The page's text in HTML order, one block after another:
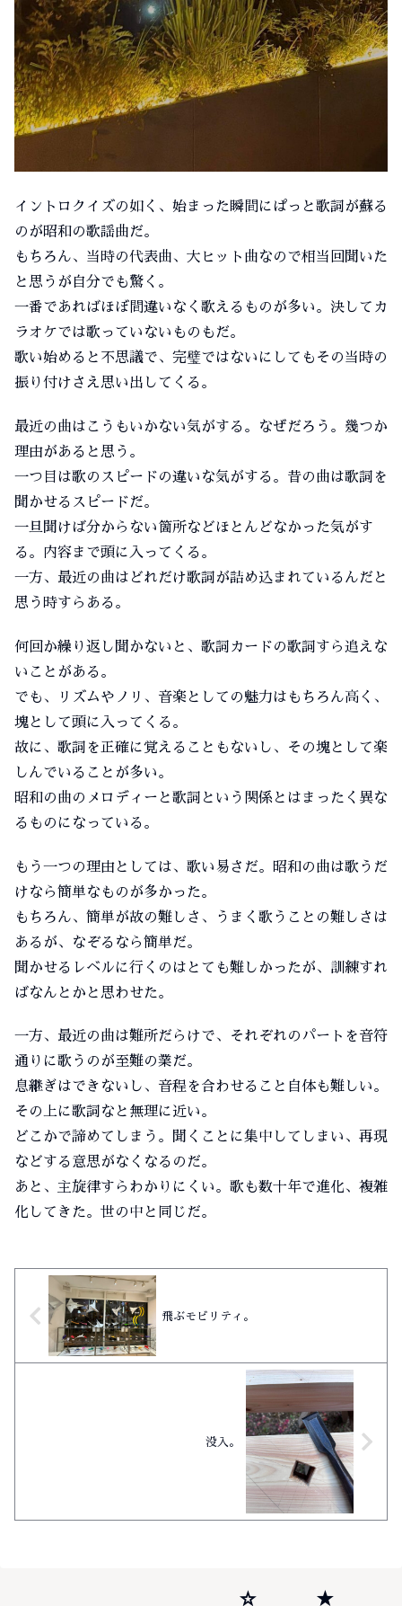
イントロクイズの如く、始まった瞬間にぱっと歌詞が蘇る
のが昭和の歌謡曲だ。
もちろん、当時の代表曲、大ヒット曲なので相当回聞いた
と思うが自分でも驚く。
一番であればほぼ間違いなく歌えるものが多い。決してカ
ラオケでは歌っていないものもだ。
歌い始めると不思議で、完璧ではないにしてもその当時の
振り付けさえ思い出してくる。
最近の曲はこうもいかない気がする。なぜだろう。幾つか
理由があると思う。
一つ目は歌のスピードの違いな気がする。昔の曲は歌詞を
聞かせるスピードだ。
一旦聞けば分からない箇所などほとんどなかった気がす
る。内容まで頭に入ってくる。
一方、最近の曲はどれだけ歌詞が詰め込まれているんだと
思う時すらある。
何回か繰り返し聞かないと、歌詞カードの歌詞すら追えな
いことがある。
でも、リズムやノリ、音楽としての魅力はもちろん高く、
塊として頭に入ってくる。
故に、歌詞を正確に覚えることもないし、その塊として楽
しんでいることが多い。
昭和の曲のメロディーと歌詞という関係とはまったく異な
るものになっている。
もう一つの理由としては、歌い易さだ。昭和の曲は歌うだ
けなら簡単なものが多かった。
もちろん、簡単が故の難しさ、うまく歌うことの難しさは
あるが、なぞるなら簡単だ。
聞かせるレベルに行くのはとても難しかったが、訓練すれ
ばなんとかと思わせた。
一方、最近の曲は難所だらけで、それぞれのパートを音符
通りに歌うのが至難の業だ。
息継ぎはできないし、音程を合わせること自体も難しい。
その上に歌詞なと無理に近い。
どこかで諦めてしまう。聞くことに集中してしまい、再現
などする意思がなくなるのだ。
あと、主旋律すらわかりにくい。歌も数十年で進化、複雑
化してきた。世の中と同じだ。
飛ぶモビリティ。
没入。
☆ ★